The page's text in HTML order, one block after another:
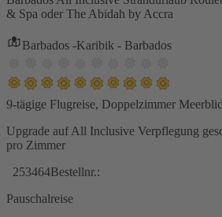
& Spa oder The Abidah by Accra
Barbados -Karibik - Barbados
9-tägige Flugreise, Doppelzimmer
Upgrade auf All Inclusive Verpflegung
pro Zimmer
253464Bestellnr.:
Pauschalreise